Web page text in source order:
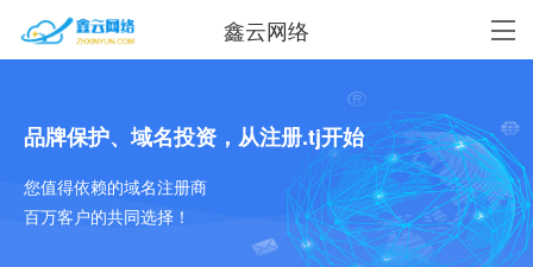
鑫云网络
品牌保护、域名投资，从注册.tj开始
您值得依赖的域名注册商
百万客户的共同选择！